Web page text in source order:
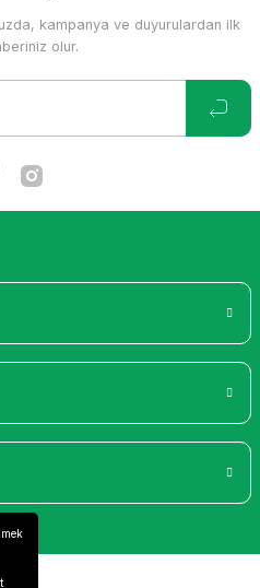
görüntülenemiyor.
kampanya ve duyurulardan ilk
olur.